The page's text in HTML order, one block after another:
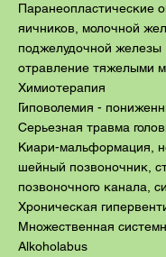
Паранеопластические
яичников, молочной
поджелудочной железы
отравление тяжелыми
Химиотерапия
Гиповолемия -
Серьезная травма
Киари-мальформация,
шейный позвоночник,
позвоночного канала,
Хроническая
Множественная
Alkoholabus